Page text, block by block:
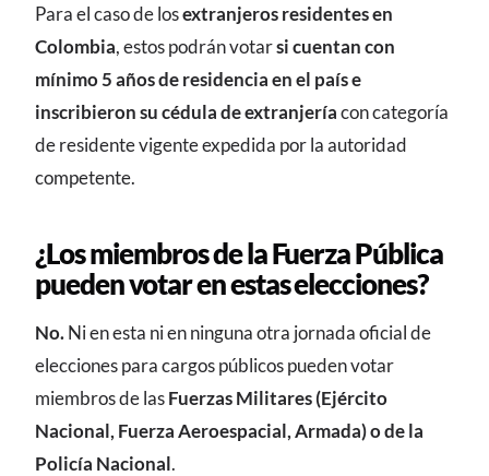
Para el caso de losextranjeros residentes en
Colombia, estos podrán votarsi cuentan con
mínimo 5 años de residencia en el país e
inscribieron su cédula de extranjeríacon categoría
de residente vigente expedida por la autoridad
competente.
¿Los miembros de la Fuerza Pública
pueden votar en estas elecciones?
No.Ni en esta ni en ninguna otra jornada oficial de
elecciones para cargos públicos pueden votar
miembros de lasFuerzas Militares (Ejército
Nacional, Fuerza Aeroespacial, Armada) o de la
Policía Nacional.